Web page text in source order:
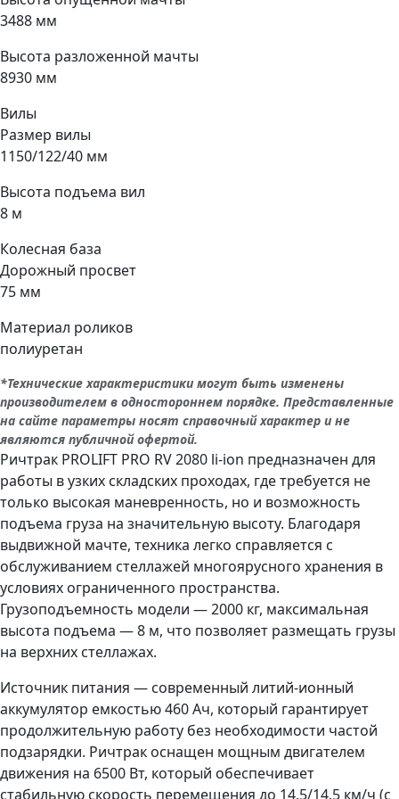
3488 мм
Высота разложенной мачты
8930 мм
Вилы
Размер вилы
1150/122/40 мм
Высота подъема вил
8 м
Колесная база
Дорожный просвет
75 мм
Материал роликов
полиуретан
*Технические характеристики могут быть изменены
производителем в одностороннем порядке. Представленные
на сайте параметры носят справочный характер и не
являются публичной офертой.
Ричтрак PROLIFT PRO RV 2080 li-ion предназначен для
работы в узких складских проходах, где требуется не
только высокая маневренность, но и возможность
подъема груза на значительную высоту. Благодаря
выдвижной мачте, техника легко справляется с
обслуживанием стеллажей многоярусного хранения в
условиях ограниченного пространства.
Грузоподъемность модели — 2000 кг, максимальная
высота подъема — 8 м, что позволяет размещать грузы
на верхних стеллажах.
Источник питания — современный литий-ионный
аккумулятор емкостью 460 Ач, который гарантирует
продолжительную работу без необходимости частой
подзарядки. Ричтрак оснащен мощным двигателем
движения на 6500 Вт, который обеспечивает
стабильную скорость перемещения до 14.5/14.5 км/ч (с